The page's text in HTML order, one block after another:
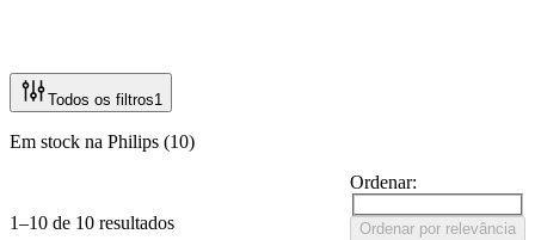
Todos os filtros1
Em stock na Philips (10)
1–10 de 10 resultados
Ordenar:
Ordenar por relevância